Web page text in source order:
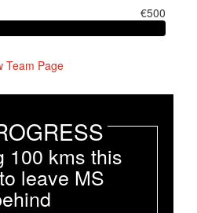
€500
Team Page
100 kms this
leave MS